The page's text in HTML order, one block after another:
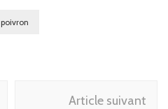
poivron
Article suivant